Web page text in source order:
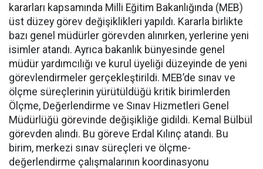
kararları kapsamında Milli Eğitim Bakanlığında (MEB)
üst düzey görev değişiklikleri yapıldı. Kararla birlikte
bazı genel müdürler görevden alınırken, yerlerine yeni
isimler atandı. Ayrıca bakanlık bünyesinde genel
müdür yardımcılığı ve kurul üyeliği düzeyinde de yeni
görevlendirmeler gerçekleştirildi. MEB’de sınav ve
ölçme süreçlerinin yürütüldüğü kritik birimlerden
Ölçme, Değerlendirme ve Sınav Hizmetleri Genel
Müdürlüğü görevinde değişikliğe gidildi. Kemal Bülbül
görevden alındı. Bu göreve Erdal Kılınç atandı. Bu
birim, merkezi sınav süreçleri ve ölçme-
değerlendirme çalışmalarının koordinasyonu